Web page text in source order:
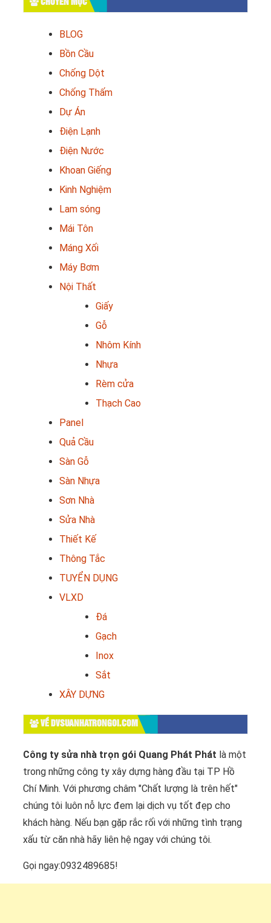
CHUYÊN MỤC
BLOG
Bồn Cầu
Chống Dột
Chống Thấm
Dự Án
Điện Lạnh
Điện Nước
Khoan Giếng
Kinh Nghiệm
Lam sóng
Mái Tôn
Máng Xối
Máy Bơm
Nội Thất
Giấy
Gỗ
Nhôm Kính
Nhựa
Rèm cửa
Thạch Cao
Panel
Quả Cầu
Sàn Gỗ
Sàn Nhựa
Sơn Nhà
Sửa Nhà
Thiết Kế
Thông Tắc
TUYỂN DỤNG
VLXD
Đá
Gạch
Inox
Sắt
XÂY DỰNG
VỀ DVSUANHATRONGOI.COM
Công ty sửa nhà trọn gói Quang Phát Phát là một
trong những công ty xây dựng hàng đầu tại TP Hồ
Chí Minh. Với phương châm "Chất lượng là trên hết"
chúng tôi luôn nỗ lực đem lại dịch vụ tốt đẹp cho
khách hàng. Nếu bạn gặp rắc rối với những tình trạng
xấu từ căn nhà hãy liên hệ ngay với chúng tôi.
Gọi ngay:0932489685!